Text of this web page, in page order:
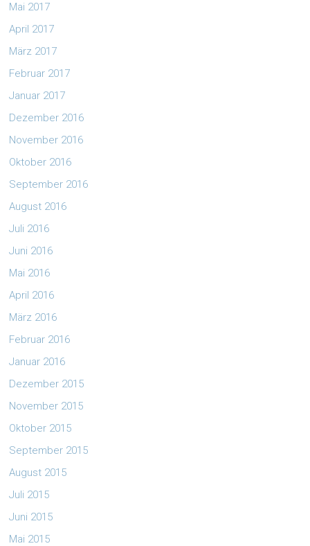
Mai 2017
April 2017
März 2017
Februar 2017
Januar 2017
Dezember 2016
November 2016
Oktober 2016
September 2016
August 2016
Juli 2016
Juni 2016
Mai 2016
April 2016
März 2016
Februar 2016
Januar 2016
Dezember 2015
November 2015
Oktober 2015
September 2015
August 2015
Juli 2015
Juni 2015
Mai 2015